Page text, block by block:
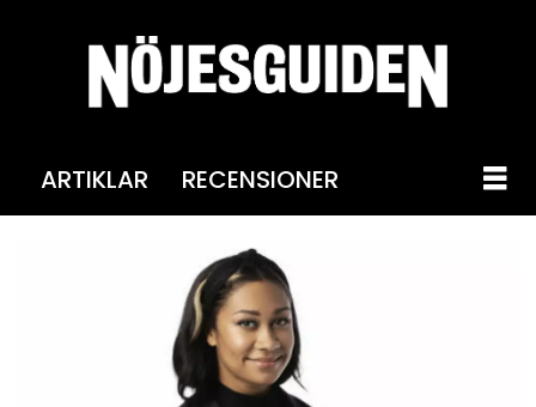
ARTIKLAR RECENSIONER